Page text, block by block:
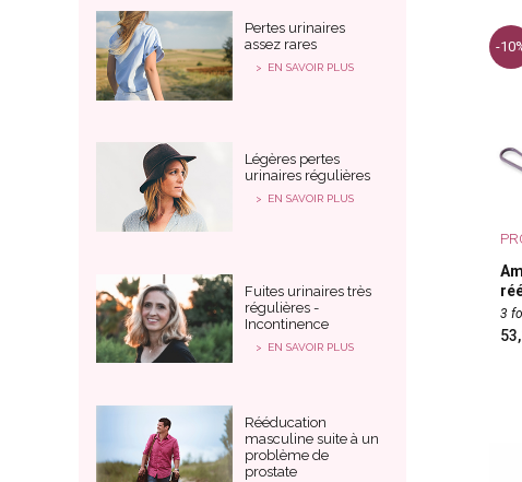
-
3
Pertes urinaires
assez rares
EN SAVOIR PLUS
Légères pertes
urinaires régulières
EN SAVOIR PLUS
Fuites urinaires très
régulières -
Incontinence
EN SAVOIR PLUS
Rééducation
masculine suite à un
problème de
prostate